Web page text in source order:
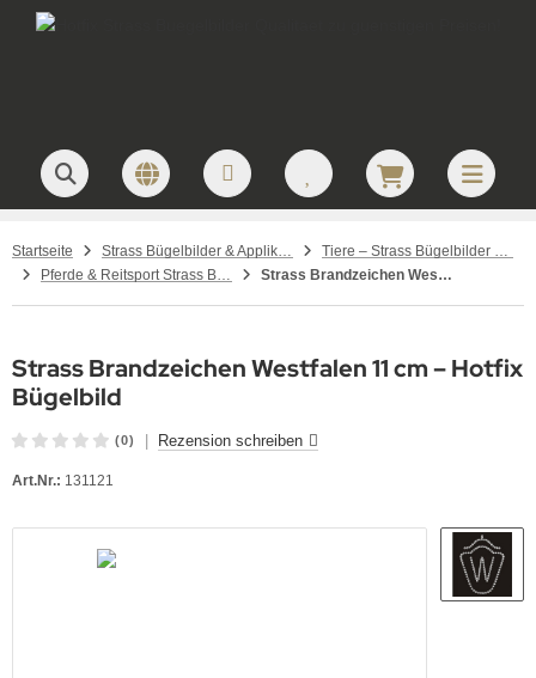
Startseite Strass Bügelbilder & Applikationen zum Aufbügeln
Tiere – Strass Bügelbilder & Motive
Pferde & Reitsport Strass Bügelbilder – Hotfix Applikationen für Pferdefreunde
Strass Brandzeichen Westfalen 11 cm – Hotfix Bügelbild
Strass Brandzeichen Westfalen 11 cm – Hotfix
Bügelbild
(0) Rezension schreiben
Art.Nr.: 131121